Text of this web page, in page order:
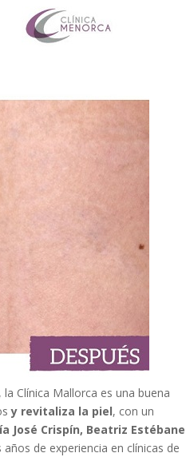
Clínica Mallorca es una buena
y revitaliza la piel, con un
José Crispín, Beatriz
de experiencia en clínicas de